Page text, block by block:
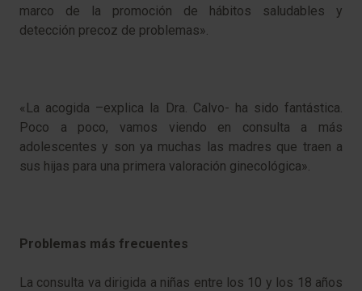
marco de la promoción de hábitos saludables y
detección precoz de problemas».
«La acogida –explica la Dra. Calvo- ha sido fantástica.
Poco a poco, vamos viendo en consulta a más
adolescentes y son ya muchas las madres que traen a
sus hijas para una primera valoración ginecológica».
Problemas más frecuentes
La consulta va dirigida a niñas entre los 10 y los 18 años